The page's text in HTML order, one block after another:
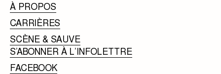
À PROPOS
CARRIÈRES
SCÈNE & SAUVE
S’ABONNER À L’INFOLETTRE
FACEBOOK